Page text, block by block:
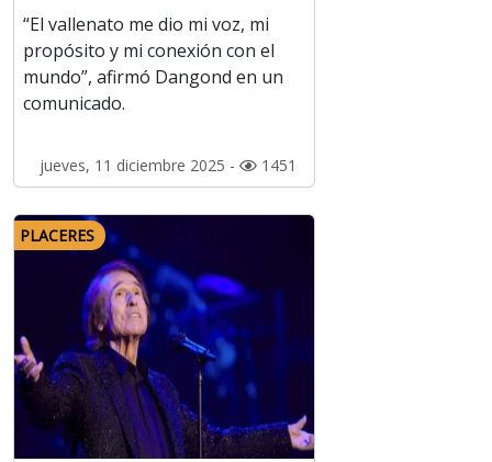
“El vallenato me dio mi voz, mi
propósito y mi conexión con el
mundo”, afirmó Dangond en un
comunicado.
jueves, 11 diciembre 2025 - 1451
PLACERES